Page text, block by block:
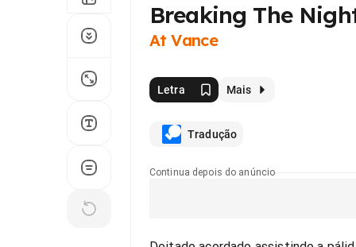
Breaking The
At Vance
Letra Mais
Tradução
Continua depois do anúncio